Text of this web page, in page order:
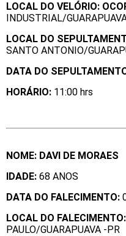
LOCAL DO VELÓRIO:
INDUSTRIAL/
LOCAL DO
SANTO ANTONIO/
DATA DO
HORÁRIO: 11:00 hrs
NOME: DAVI DE MORAES
IDADE: 68 ANOS
DATA DO FALECIMENTO:
LOCAL DO FALECIMENTO:
PAULO/GUARAPUAVA -PR